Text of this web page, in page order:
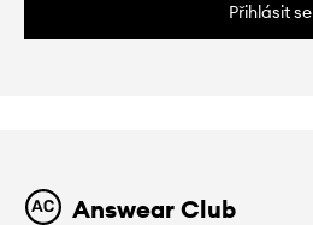
Přihlásit se
Answear Club